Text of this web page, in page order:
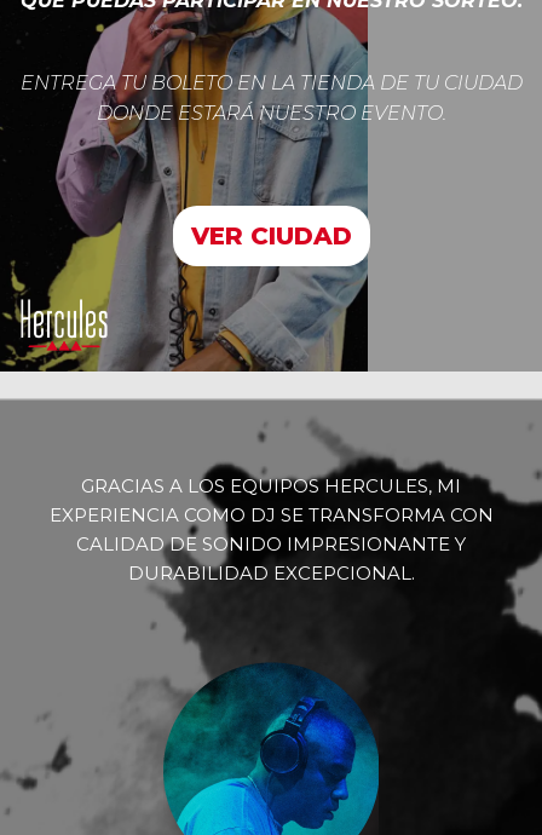
ENTREGA TU BOLETO EN LA TIENDA DE TU CIUDAD
DONDE ESTARÁ NUESTRO EVENTO.
VER CIUDAD
GRACIAS A LOS EQUIPOS HERCULES, MI
EXPERIENCIA COMO DJ SE TRANSFORMA CON
CALIDAD DE SONIDO IMPRESIONANTE Y
DURABILIDAD EXCEPCIONAL.